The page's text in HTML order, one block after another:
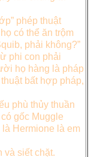
phép thuật
có thể ăn trộm
phải không?”
phi con phải
họ hàng là pháp
bất hợp pháp,
phù thủy thuần
gốc Muggle
Hermione là em
và siết chặt.